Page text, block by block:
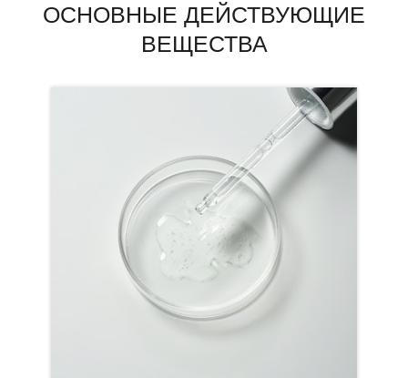
ОСНОВНЫЕ ДЕЙСТВУЮЩИЕ
ВЕЩЕСТВА